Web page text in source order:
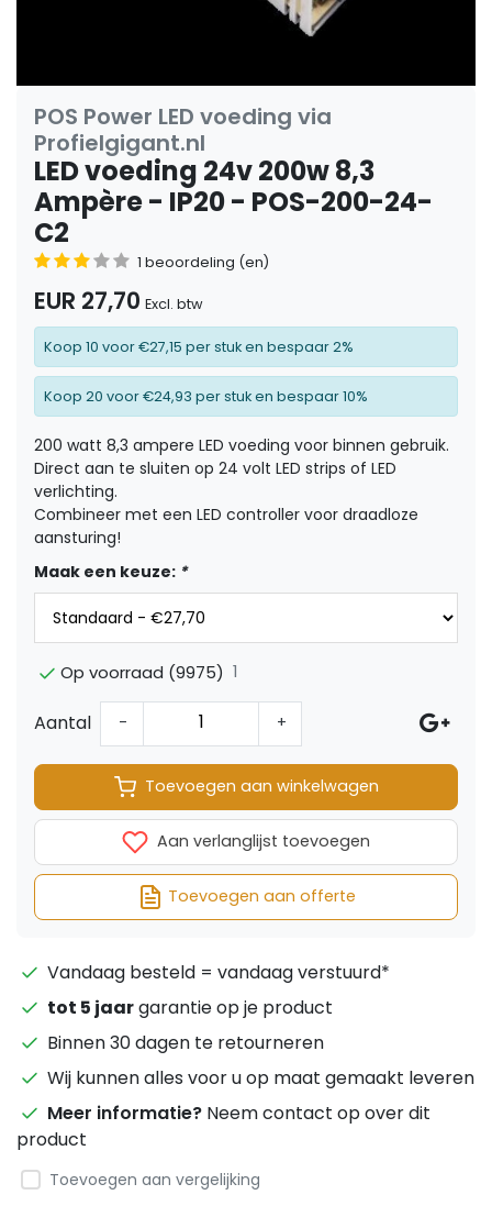
POS Power LED voeding via
Profielgigant.nl
LED voeding 24v 200w 8,3
Ampère - IP20 - POS-200-24-
C2
1 beoordeling (en)
EUR 27,70 Excl. btw
Koop 10 voor €27,15 per stuk en bespaar 2%
Koop 20 voor €24,93 per stuk en bespaar 10%
200 watt 8,3 ampere LED voeding voor binnen gebruik.
Direct aan te sluiten op 24 volt LED strips of LED
verlichting.
Combineer met een LED controller voor draadloze
aansturing!
Maak een keuze: *
Op voorraad (9975) 1
Aantal - +
Toevoegen aan winkelwagen
Aan verlanglijst toevoegen
Toevoegen aan offerte
Vandaag besteld = vandaag verstuurd*
tot 5 jaargarantie op je product
Binnen 30 dagen te retourneren
Wij kunnen alles voor u op maat gemaakt leveren
Meer informatie? Neem contact op over dit
product
Toevoegen aan vergelijking